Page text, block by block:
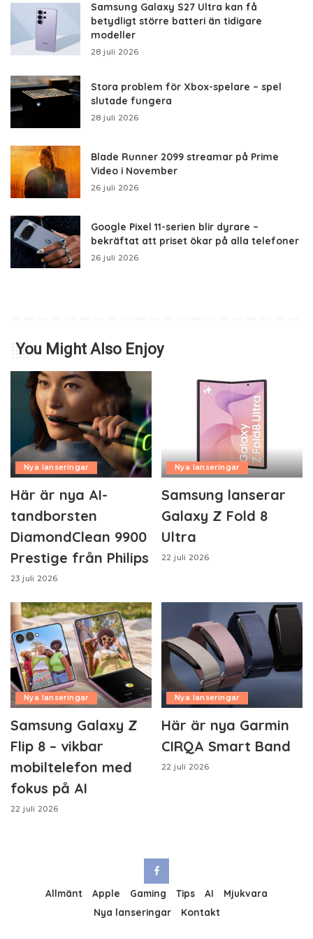
Samsung Galaxy S27 Ultra kan få
betydligt större batteri än tidigare
modeller
28 juli 2026
Stora problem för Xbox-spelare – spel
slutade fungera
28 juli 2026
Blade Runner 2099 streamar på Prime
Video i November
26 juli 2026
Google Pixel 11-serien blir dyrare –
bekräftat att priset ökar på alla telefoner
26 juli 2026
You Might Also Enjoy
Nya lanseringar
Här är nya AI-
tandborsten
DiamondClean 9900
Prestige från Philips
23 juli 2026
Nya lanseringar
Samsung lanserar
Galaxy Z Fold 8
Ultra
22 juli 2026
Nya lanseringar
Samsung Galaxy Z
Flip 8 – vikbar
mobiltelefon med
fokus på AI
22 juli 2026
Nya lanseringar
Här är nya Garmin
CIRQA Smart Band
22 juli 2026
Allmänt Apple Gaming Tips AI
Mjukvara
Nya lanseringar
Kontakt